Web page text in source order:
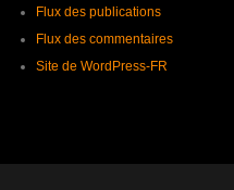
Flux des publications
Flux des commentaires
Site de WordPress-FR